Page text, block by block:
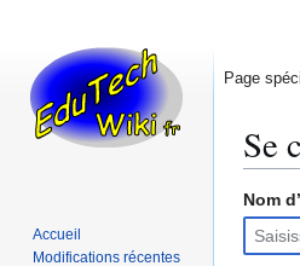
Se
Aller
la
Aller
la
Nom
Page
Accueil
Modifications récentes